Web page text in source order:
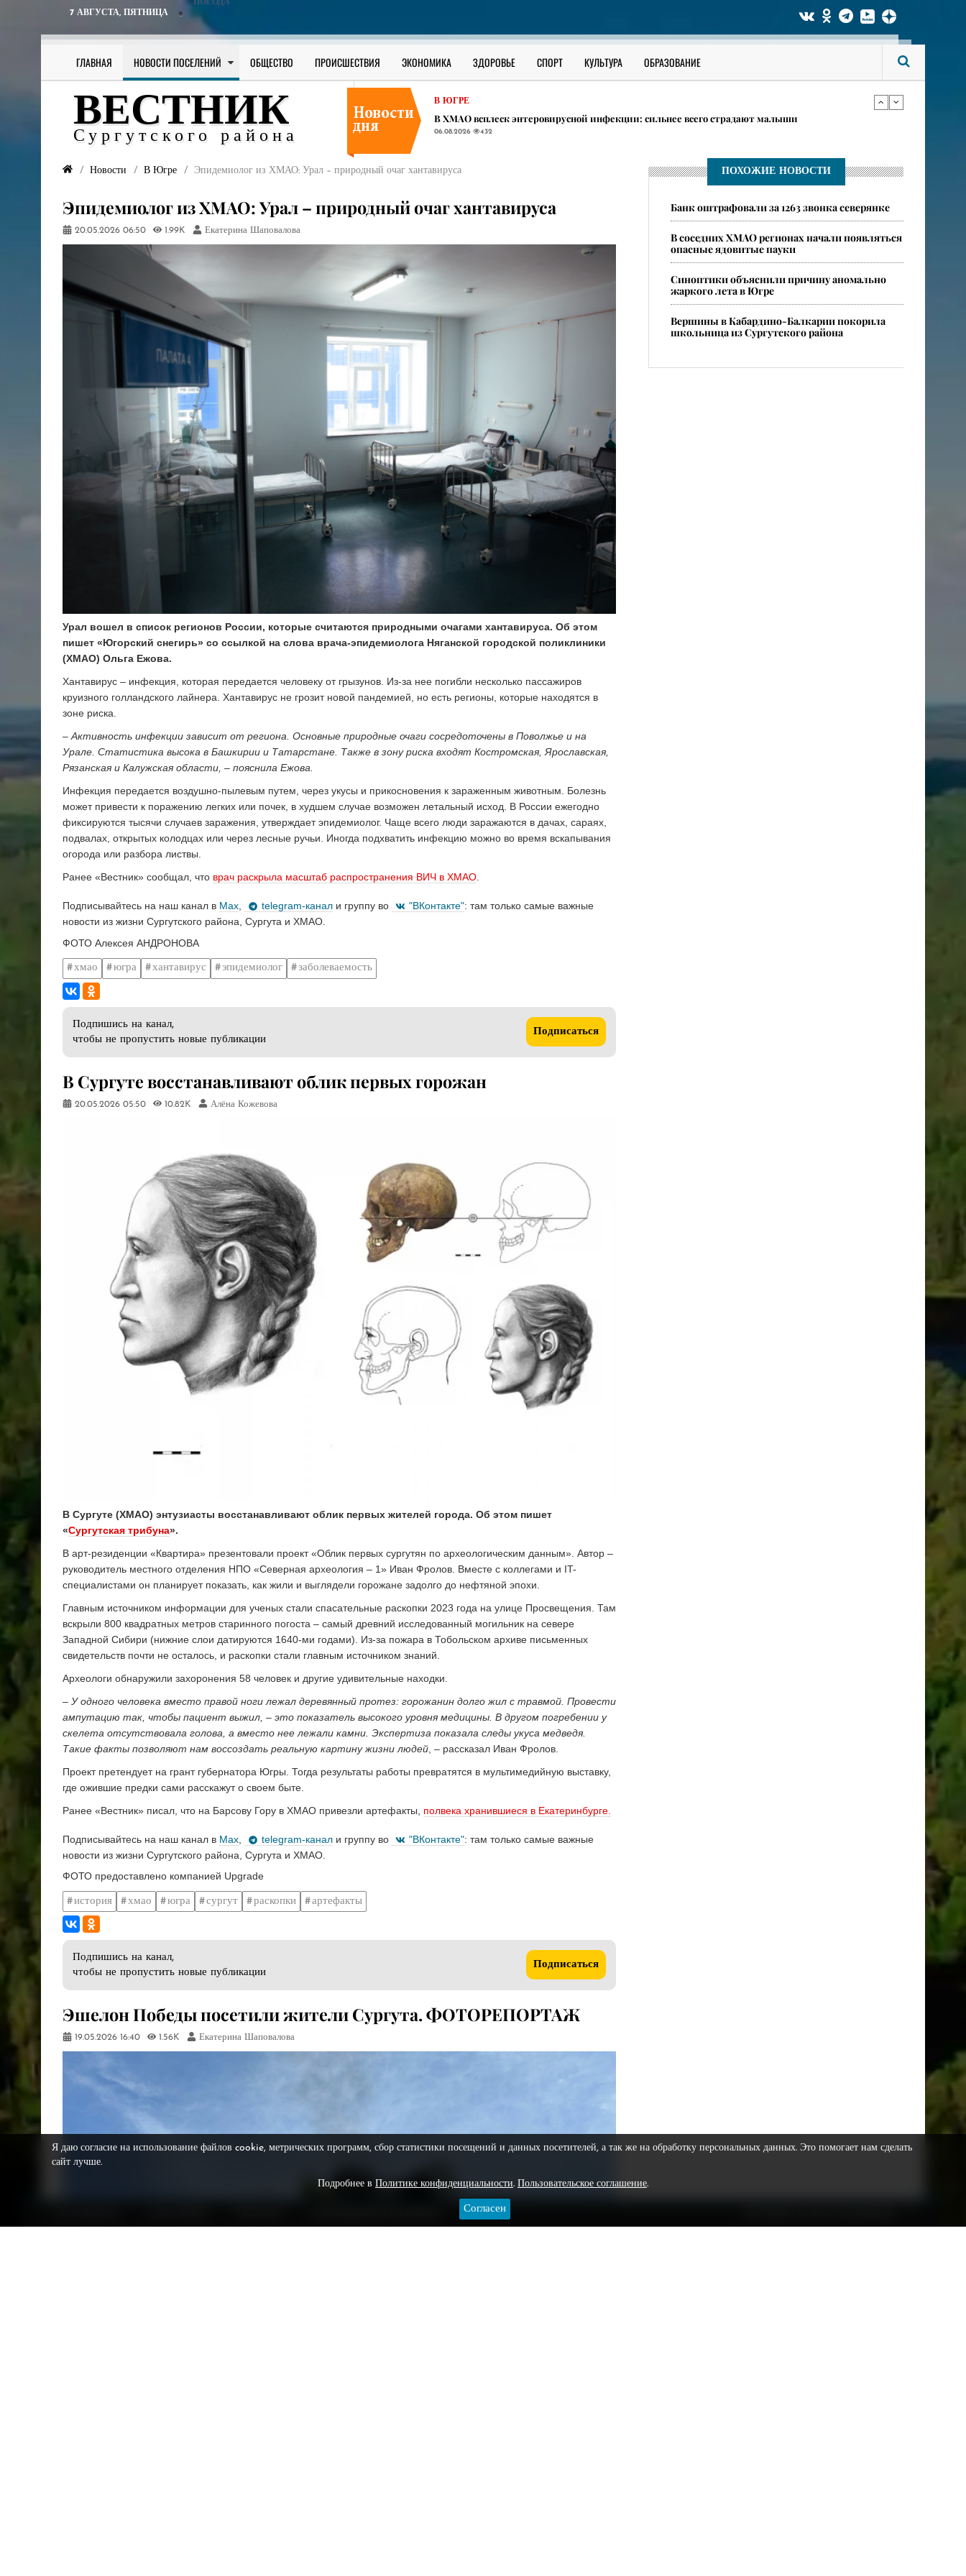
7 АВГУСТА, ПЯТНИЦА
ПОГОДА
ГЛАВНАЯ НОВОСТИ ПОСЕЛЕНИЙ ОБЩЕСТВО ПРОИСШЕСТВИЯ ЭКОНОМИКА ЗДОРОВЬЕ СПОРТ КУЛЬТУРА ОБРАЗОВАНИЕ
ВЕСТНИК
Сургутского района
06.08.2026 403
В ЮГРЕ
​В ХМАО всплеск энтеровирусной инфекции: сильнее всего страдают малыши
06.08.2026 432
06.08.2026
Как уберечь ребенка от наркотиков: разбор в карточках
Новости В Югре Эпидемиолог из ХМАО: Урал – природный очаг хантавируса
Эпидемиолог из ХМАО: Урал – природный очаг хантавируса
20.05.2026 06:50 1.99K Екатерина Шаповалова
Урал вошел в список регионов России, которые считаются природными очагами хантавируса. Об этом
пишет «Югорский снегирь» со ссылкой на слова врача-эпидемиолога Няганской городской поликлиники
(ХМАО) Ольга Ежова.
Хантавирус – инфекция, которая передается человеку от грызунов. Из-за нее погибли несколько пассажиров
круизного голландского лайнера. Хантавирус не грозит новой пандемией, но есть регионы, которые находятся в
зоне риска.
– Активность инфекции зависит от региона. Основные природные очаги сосредоточены в Поволжье и на
Урале. Статистика высока в Башкирии и Татарстане. Также в зону риска входят Костромская, Ярославская,
Рязанская и Калужская области, – пояснила Ежова.
Инфекция передается воздушно-пылевым путем, через укусы и прикосновения к зараженным животным. Болезнь
может привести к поражению легких или почек, в худшем случае возможен летальный исход. В России ежегодно
фиксируются тысячи случаев заражения, утверждает эпидемиолог. Чаще всего люди заражаются в дачах, сараях,
подвалах, открытых колодцах или через лесные ручьи. Иногда подхватить инфекцию можно во время вскапывания
огорода или разбора листвы.
Ранее «Вестник» сообщал, что врач раскрыла масштаб распространения ВИЧ в ХМАО.
Подписывайтесь на наш канал в Max telegram-канал и группу во "ВКонтакте": там только самые важные
новости из жизни Сургутского района, Сургута и ХМАО.
ФОТО Алексея АНДРОНОВА
хмао югра хантавирус эпидемиолог заболеваемость
Подпишись на канал,
чтобы не пропустить новые публикации
Подписаться
В Сургуте восстанавливают облик первых горожан
20.05.2026 05:50 10.82K Алёна Кожевова
В Сургуте (ХМАО) энтузиасты восстанавливают облик первых жителей города. Об этом пишет
«Сургутская трибуна».
В арт-резиденции «Квартира» презентовали проект «Облик первых сургутян по археологическим данным». Автор –
руководитель местного отделения НПО «Северная археология – 1» Иван Фролов. Вместе с коллегами и IT-
специалистами он планирует показать, как жили и выглядели горожане задолго до нефтяной эпохи.
Главным источником информации для ученых стали спасательные раскопки 2023 года на улице Просвещения. Там
вскрыли 800 квадратных метров старинного погоста – самый древний исследованный могильник на севере
Западной Сибири (нижние слои датируются 1640-ми годами). Из-за пожара в Тобольском архиве письменных
свидетельств почти не осталось, и раскопки стали главным источником знаний.
Археологи обнаружили захоронения 58 человек и другие удивительные находки.
– У одного человека вместо правой ноги лежал деревянный протез: горожанин долго жил с травмой. Провести
ампутацию так, чтобы пациент выжил, – это показатель высокого уровня медицины. В другом погребении у
скелета отсутствовала голова, а вместо нее лежали камни. Экспертиза показала следы укуса медведя.
Такие факты позволяют нам воссоздать реальную картину жизни людей , – рассказал Иван Фролов.
Проект претендует на грант губернатора Югры. Тогда результаты работы превратятся в мультимедийную выставку,
где ожившие предки сами расскажут о своем быте.
Ранее «Вестник» писал, что на Барсову Гору в ХМАО привезли артефакты, полвека хранившиеся в Екатеринбурге.
Подписывайтесь на наш канал в Max telegram-канал и группу во "ВКонтакте": там только самые важные
новости из жизни Сургутского района, Сургута и ХМАО.
ФОТО предоставлено компанией Upgrade
история хмао югра сургут раскопки артефакты
Подпишись на канал,
чтобы не пропустить новые публикации
Подписаться
Эшелон Победы посетили жители Сургута. ФОТОРЕПОРТАЖ
19.05.2026 16:40 1.56K Екатерина Шаповалова
ПОХОЖИЕ НОВОСТИ
Банк оштрафовали за 1263 звонка северянке
В соседних ХМАО регионах начали появляться
опасные ядовитые пауки
​Синоптики объяснили причину аномально
жаркого лета в Югре
​Вершины в Кабардино-Балкарии покорила
школьница из Сургутского района
Я даю согласие на использование файлов cookie, метрических программ, сбор статистики посещений и данных посетителей, а так же на обработку персональных данных. Это помогает нам сделать
сайт лучше.
Подробнее в Политике конфиденциальности. Пользовательское соглашение.
Согласен